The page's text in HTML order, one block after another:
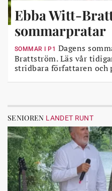
Ebba Witt-
sommarpratar
SOMMAR I P1 Dagens
Brattström. Läs vår
stridbara författaren och
SENIOREN LANDET RUNT